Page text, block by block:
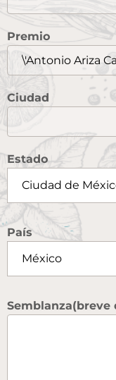
Premio
Ciudad
Estado
País
Semblanza(breve